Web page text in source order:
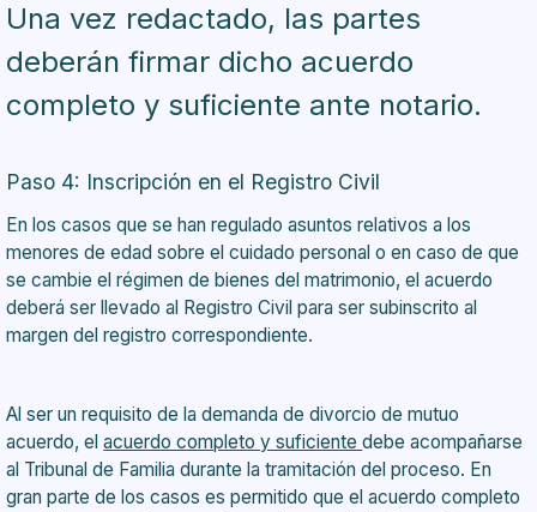
Una vez redactado, las partes
deberán firmar dicho acuerdo
completo y suficiente ante notario.
Paso 4: Inscripción en el Registro Civil
En los casos que se han regulado asuntos relativos a los
menores de edad sobre el cuidado personal o en caso de que
se cambie el régimen de bienes del matrimonio, el acuerdo
deberá ser llevado al Registro Civil para ser subinscrito al
margen del registro correspondiente.
Al ser un requisito de la demanda de divorcio de mutuo
acuerdo, elacuerdo completo y suficientedebe acompañarse
al Tribunal de Familia durante la tramitación del proceso. En
gran parte de los casos es permitido que el acuerdo completo